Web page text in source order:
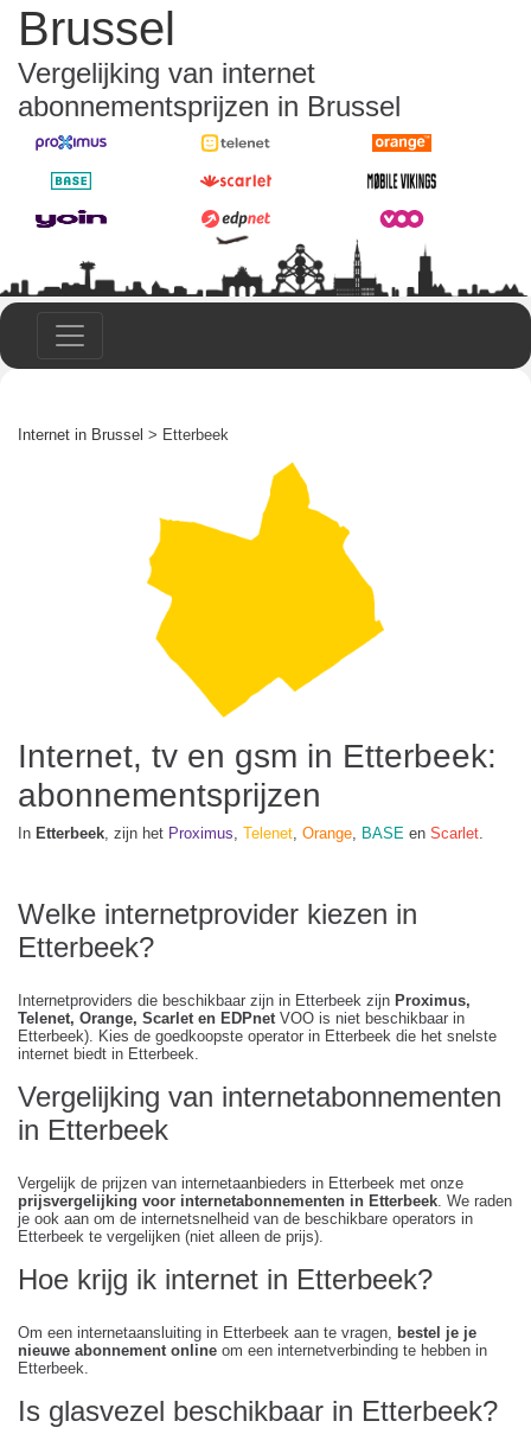
Brussel
Vergelijking van internet
abonnementsprijzen in Brussel
Internet in Brussel > Etterbeek
Internet, tv en gsm in Etterbeek:
abonnementsprijzen
In Etterbeek , zijn het Proximus Telenet Orange BASE en Scarlet
Welke internetprovider kiezen in
Etterbeek?
Internetproviders die beschikbaar zijn in Etterbeek zijn Proximus,
Telenet, Orange, Scarlet en EDPnet VOO is niet beschikbaar in
Etterbeek). Kies de goedkoopste operator in Etterbeek die het snelste
internet biedt in Etterbeek.
Vergelijking van internetabonnementen
in Etterbeek
Vergelijk de prijzen van internetaanbieders in Etterbeek met onze
prijsvergelijking voor internetabonnementen in Etterbeek . We raden
je ook aan om de internetsnelheid van de beschikbare operators in
Etterbeek te vergelijken (niet alleen de prijs).
Hoe krijg ik internet in Etterbeek?
Om een internetaansluiting in Etterbeek aan te vragen, bestel je je
nieuwe abonnement online om een internetverbinding te hebben in
Etterbeek.
Is glasvezel beschikbaar in Etterbeek?